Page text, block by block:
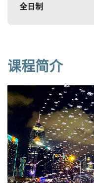
全日制
课程简介